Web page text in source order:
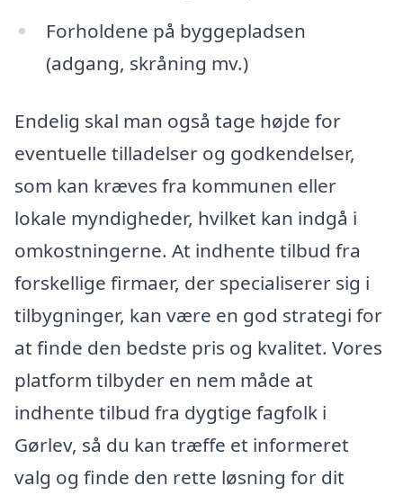
Forholdene på byggepladsen
(adgang, skråning mv.)
Endelig skal man også tage højde for
eventuelle tilladelser og godkendelser,
som kan kræves fra kommunen eller
lokale myndigheder, hvilket kan indgå i
omkostningerne. At indhente tilbud fra
forskellige firmaer, der specialiserer sig i
tilbygninger, kan være en god strategi for
at finde den bedste pris og kvalitet. Vores
platform tilbyder en nem måde at
indhente tilbud fra dygtige fagfolk i
Gørlev, så du kan træffe et informeret
valg og finde den rette løsning for dit